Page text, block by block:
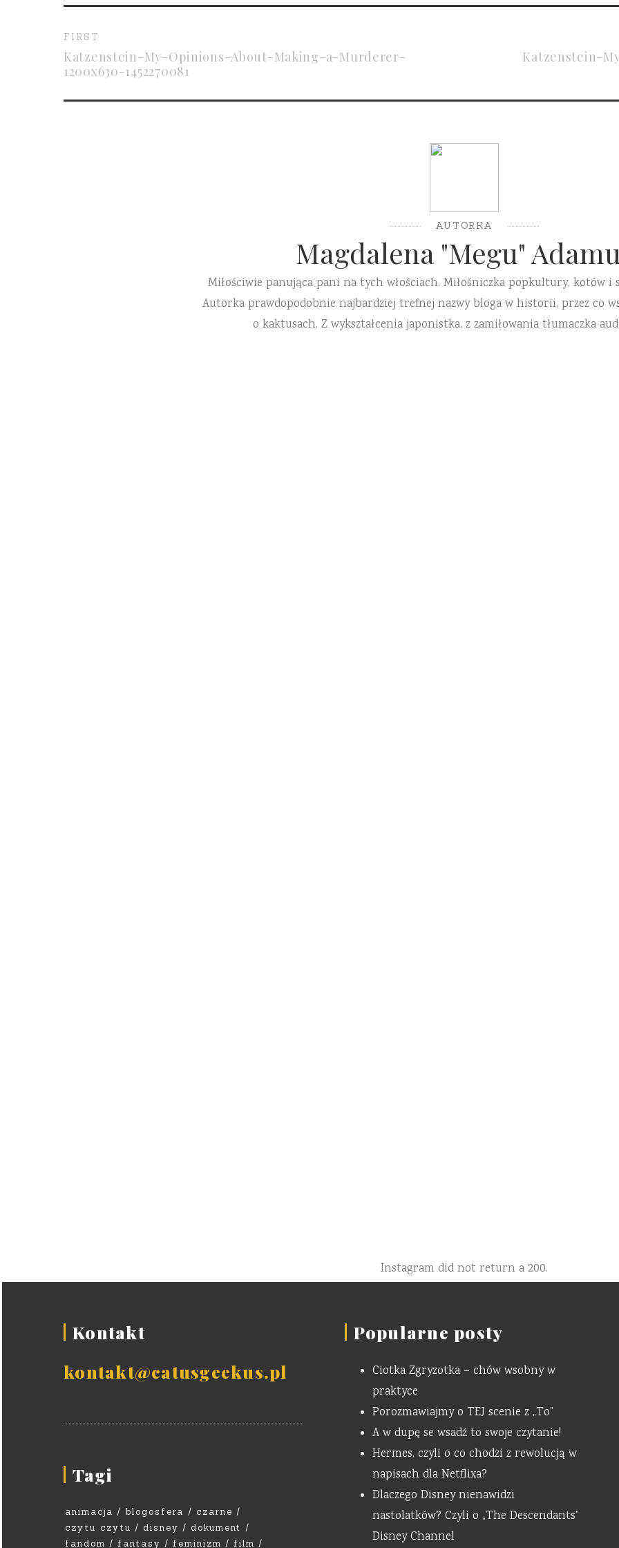
FIRST
Katzenstein-My-Opinions-About-Making-a-Murderer-
1200x630-1452270081
Katzenstein-
AUTORKA
Magdalena "Megu"
Miłościwie panująca pani na tych włościach. Miłośniczka popkultury, kotów i
Autorka prawdopodobnie najbardziej trefnej nazwy bloga w historii, przez co
o kaktusach. Z wykształcenia japonistka, z zamiłowania tłumaczka
Instagram did not return a 200.
Kontakt
kontakt@catusgeekus.pl
Tagi
animacja blogosfera
czarne
czytu czytu
disney
dokument
fandom
fantasy feminizm film
Popularne posty
Ciotka Zgryzotka – chów wsobny w
praktyce
Porozmawiajmy o TEJ scenie z „To”
A w dupę se wsadź to swoje czytanie!
Hermes, czyli o co chodzi z rewolucją w
napisach dla Netflixa?
Dlaczego Disney nienawidzi
nastolatków? Czyli o „The Descendants”
Disney Channel